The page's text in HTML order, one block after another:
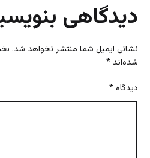
دیدگاهی
نشانی ایمیل شما منتشر نخواهد شد.
شده‌اند *
دیدگاه*